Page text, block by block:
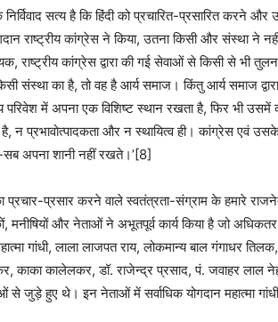
सत्य है कि हिंदी को प्रचारित-प्रसारित करने
राष्ट्रीय कांग्रेस ने किया, उतना किसी और संस्था ने
राष्ट्रीय कांग्रेस द्वारा की गई सेवाओं से किसी से भी
संस्था का है, तो वह है आर्य समाज। किंतु आर्य समाज
परिवेश में अपना एक विशिष्ट स्थान रखता है, फिर भी उसमें
न प्रभावोत्पादकता और न स्थायित्व ही। कांग्रेस एवं उसके
अपना शानी नहीं रखते।’[8]
प्रचार-प्रसार करने वाले स्वतंत्रता-संग्राम के हमारे
मनीषियों और नेताओं ने अभूतपूर्व कार्य किया है जो
गांधी, लाला लाजपत राय, लोकमान्य बाल गंगाधर
काका कालेलकर, डॉ. राजेन्द्र प्रसाद, पं. जवाहर लाल
से जुड़े हुए थे। इन नेताओं में सर्वाधिक योगदान महात्मा